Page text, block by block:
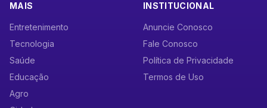
MAIS
Entretenimento
Tecnologia
Saúde
Educação
Agro
INSTITUCIONAL
Anuncie Conosco
Fale Conosco
Política de Privacidade
Termos de Uso